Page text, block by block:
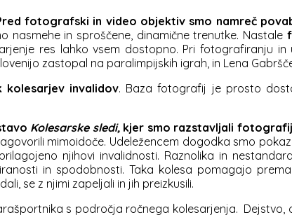
fotografski in video objektiv smo namreč
nasmehe in sproščene, dinamične trenutke. Nastale
res lahko vsem dostopno. Pri fotografiranju
zastopal na paralimpijskih igrah, in Lena
kolesarjev invalidov. Baza fotografij je prosto
Kolesarske sledi, kjer smo razstavljali
mimoidoče. Udeležencem dogodka smo
njihovi invalidnosti. Raznolika in
in spodobnosti. Taka kolesa pomagajo
se z njimi zapeljali in jih preizkusili.
s področja ročnega kolesarjenja. Dejstvo,